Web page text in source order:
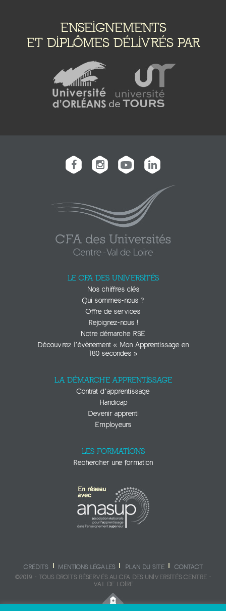
ENSEIGNEMENTS
ET DIPLÔMES DÉLIVRÉS PAR
LE CFA DES UNIVERSITÉS
Nos chiffres clés
Qui sommes-nous ?
Offre de services
Rejoignez-nous !
Notre démarche RSE
Découvrez l’évènement « Mon Apprentissage en
180 secondes »
LA DÉMARCHE APPRENTISSAGE
Contrat d’apprentissage
Handicap
Devenir apprenti
Employeurs
LES FORMATIONS
Rechercher une formation
CRÉDITS MENTIONS LÉGALES PLAN DU SITE
CONTACT
©2019 - TOUS DROITS RÉSERVÉS AU CFA DES UNIVERSITÉS CENTRE -
VAL DE LOIRE